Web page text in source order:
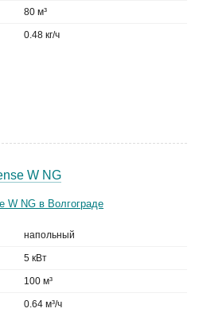
80 м³
0.48 кг/ч
W NG
напольный
5 кВт
100 м³
0.64 м³/ч